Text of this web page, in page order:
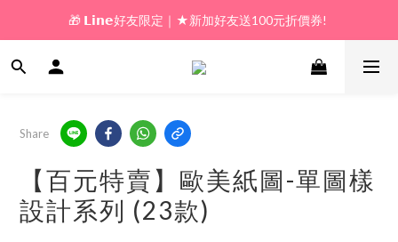
🎁 新好友購物金｜★加入新會員領券送100元!
🎁 𝗟𝗶𝗻𝗲好友限定｜★新加好友送100元折價券!
🎁 新好友購物金｜★加入新會員領券送100元!
Share
【百元特賣】歐美紙圖-單圖樣
設計系列 (23款)